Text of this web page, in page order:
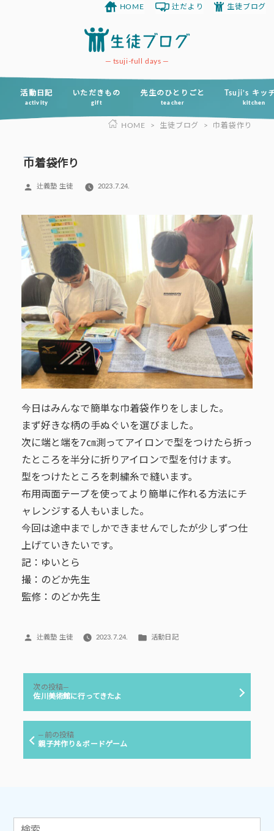
ツ
tsuji-full days
活動日記
activity
いただきもの
gift
先生のひとりごと
teacher
Tsuji’s キッ
kitchen
HOME 辻だより 生徒ブログ
HOME > 生徒ブログ > 巾着袋作り
巾着袋作り
投
辻義塾 生徒 2023.7.24.
今日はみんなで簡単な巾着袋作りをしました。
まず好きな柄の手ぬぐいを選びました。
次に端と端を7㎝測ってアイロンで型をつけたら折っ
たところを半分に折りアイロンで型を付けます。
型をつけたところを刺繍糸で縫います。
布用両面テープを使ってより簡単に作れる方法にチ
ャレンジする人もいました。
今回は途中までしかできませんでしたが少しずつ仕
上げていきたいです。
記：ゆいとら
撮：のどか先生
監修：のどか先生
投
辻義塾 生徒 2023.7.24.
カ
リ
活動日記
ナ
ー
前の投稿前
の
親子丼作り＆ボードゲーム
次の投稿
の
佐川美術館に行ってきたよ
検